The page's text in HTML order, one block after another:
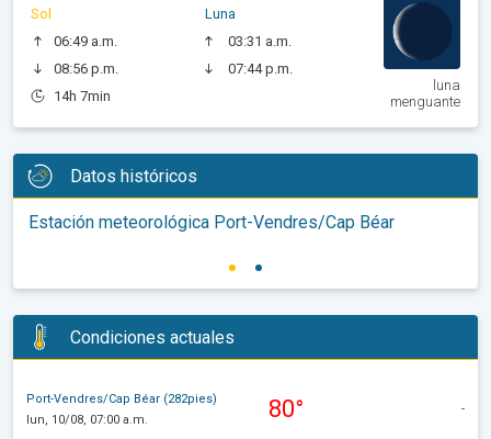
Sol
06:49 a.m.
08:56 p.m.
14h 7min
Luna
03:31 a.m.
07:44 p.m.
luna
menguante
Datos históricos
Estación meteorológica Port-Vendres/Cap Béar
Condiciones actuales
Port-Vendres/Cap Béar (282pies)
lun, 10/08, 07:00 a.m.
80° -